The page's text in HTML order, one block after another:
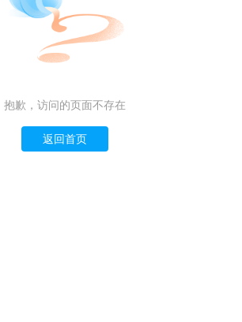
抱歉，访问的页面不存在
返回首页